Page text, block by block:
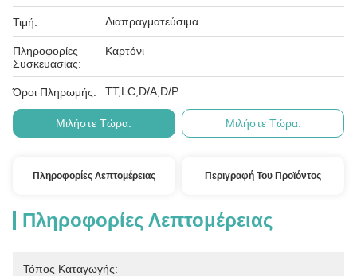
Τιμή: Διαπραγματεύσιμα
Πληροφορίες
Συσκευασίας:
Καρτόνι
Όροι Πληρωμής: ΤΤ,LC,D/A,D/P
Μιλήστε Τώρα. Μιλήστε Τώρα.
Πληροφορίες Λεπτομέρειας Περιγραφή Του Προϊόντος
Πληροφορίες Λεπτομέρειας
Τόπος Καταγωγής: